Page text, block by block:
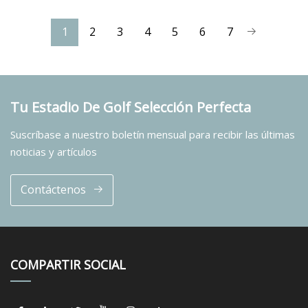
1 2 3 4 5 6 7
Tu Estadio De Golf Selección Perfecta
Suscríbase a nuestro boletín mensual para recibir las últimas
noticias y artículos
Contáctenos
COMPARTIR SOCIAL